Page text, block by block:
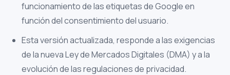
funcionamiento de las etiquetas de Google en
función del consentimiento del usuario.
Esta versión actualizada, responde a las exigencias
de la nueva Ley de Mercados Digitales (DMA) y a la
evolución de las regulaciones de privacidad.